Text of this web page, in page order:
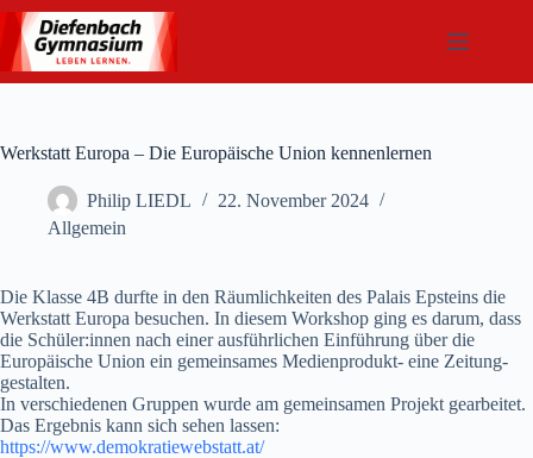
Zum
Inhalt
springen
Werkstatt Europa – Die Europäische Union kennenlernen
Philip LIEDL
22. November 2024
Allgemein
Die Klasse 4B durfte in den Räumlichkeiten des Palais Epsteins die
Werkstatt Europa besuchen. In diesem Workshop ging es darum, dass
die Schüler:innen nach einer ausführlichen Einführung über die
Europäische Union ein gemeinsames Medienprodukt- eine Zeitung-
gestalten.
In verschiedenen Gruppen wurde am gemeinsamen Projekt gearbeitet.
Das Ergebnis kann sich sehen lassen:
https://www.demokratiewebstatt.at/